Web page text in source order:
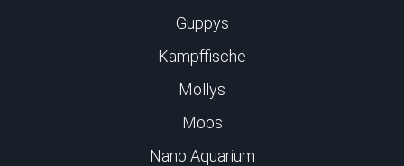
Guppys
Kampffische
Mollys
Moos
Nano Aquarium